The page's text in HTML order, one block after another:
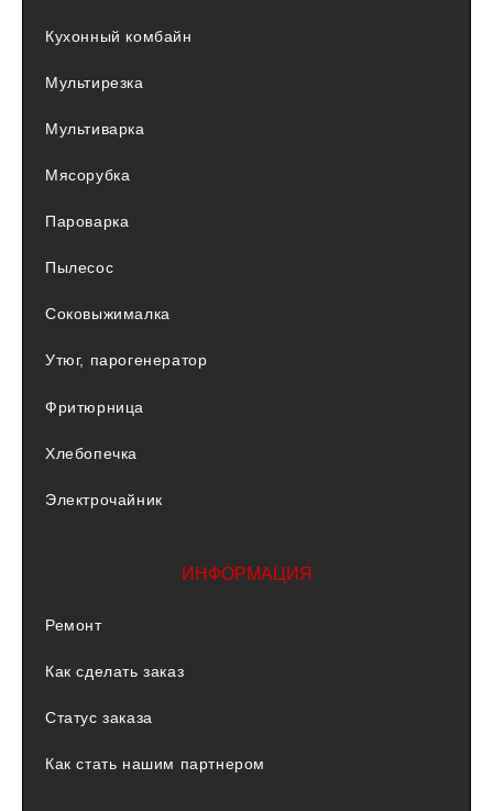
Кухонный комбайн
Мультирезка
Мультиварка
Мясорубка
Пароварка
Пылесос
Соковыжималка
Утюг, парогенератор
Фритюрница
Хлебопечка
Электрочайник
ИНФОРМАЦИЯ
Ремонт
Как сделать заказ
Статус заказа
Как стать нашим партнером